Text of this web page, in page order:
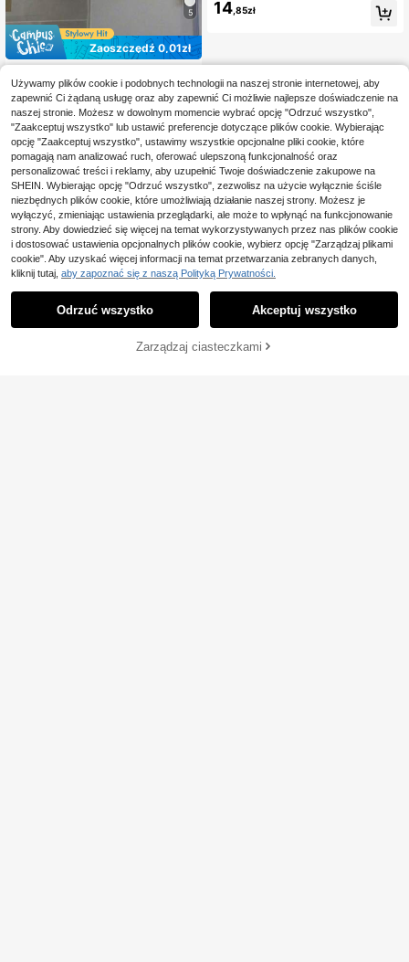
5
Zaoszczędź 0,01zł
na ręczniki w kształcie litery S, odp
owiedni do drzwi szklanych, wiesz
ak na szlafrok, wieszak ścienny, wi
eszak na ubrania, dekoracja pokoj
u, wieszak na drzwi, wieszak ścien
ny na ubrania, stojak do szafy
#4 Bestsellery
w Przechowywanie tkanin łazienkowych Haki i szyny
(1000+)
13,77zł 13,78złnajniższa cena
owej, do łazienki i kuchni, na ręczni
14 ,85zł
DODAJ DO KOSZYKA
Używamy plików cookie i podobnych technologii na naszej stronie internetowej, aby
zapewnić Ci żądaną usługę oraz aby zapewnić Ci możliwie najlepsze doświadczenie na
naszej stronie. Możesz w dowolnym momencie wybrać opcję "Odrzuć wszystko",
"Zaakceptuj wszystko" lub ustawić preferencje dotyczące plików cookie. Wybierając
opcję "Zaakceptuj wszystko", ustawimy wszystkie opcjonalne pliki cookie, które
pomagają nam analizować ruch, oferować ulepszoną funkcjonalność oraz
personalizować treści i reklamy, aby uzupełnić Twoje doświadczenie zakupowe na
SHEIN. Wybierając opcję "Odrzuć wszystko", zezwolisz na użycie wyłącznie ściśle
niezbędnych plików cookie, które umożliwiają działanie naszej strony. Możesz je
wyłączyć, zmieniając ustawienia przeglądarki, ale może to wpłynąć na funkcjonowanie
strony. Aby dowiedzieć się więcej na temat wykorzystywanych przez nas plików cookie
i dostosować ustawienia opcjonalnych plików cookie, wybierz opcję "Zarządzaj plikami
cookie". Aby uzyskać więcej informacji na temat przetwarzania zebranych danych,
kliknij tutaj, aby zapoznać się z naszą Polityką Prywatności.
Odrzuć wszystko Akceptuj wszystko
Zarządzaj ciasteczkami